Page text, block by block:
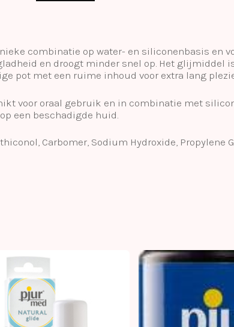
combinatie op water- en siliconenbasis en
en droogt minder snel op. Het glijmiddel
pot met een ruime inhoud voor extra lang
voor oraal gebruik en in combinatie met
een beschadigde huid.
Carbomer, Sodium Hydroxide,